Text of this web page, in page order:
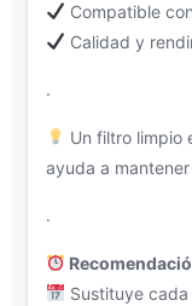
Compatible
Calidad y
.
Un filtro limpio
ayuda a
.
Sustituye